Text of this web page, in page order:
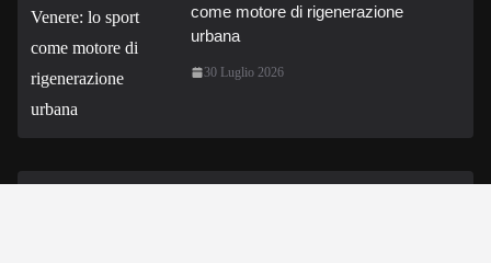
come motore di rigenerazione
urbana
30 Luglio 2026